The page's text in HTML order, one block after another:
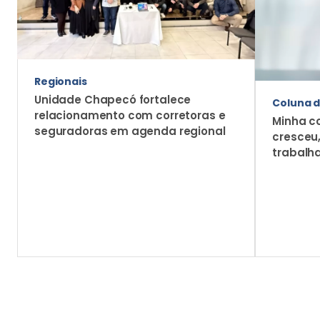
Regionais
Unidade Chapecó fortalece
relacionamento com corretoras e
seguradoras em agenda regional
Coluna
Minha